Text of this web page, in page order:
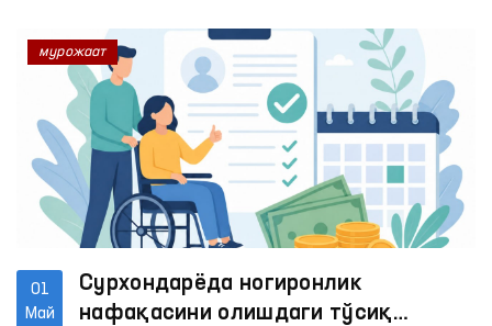
Феруза Эшматова, ҳудудий комиссия
аъзолари, ҳуқуқни муҳофаза қилувчи
органлар, тегишли идора ва ташкилотлар
ҳамда оммавий ахборот воситалари
вакиллари иштирок этди.
01
Май
Сурхондарёда ногиронлик
нафақасини олишдаги тўсиқ
мурожаат